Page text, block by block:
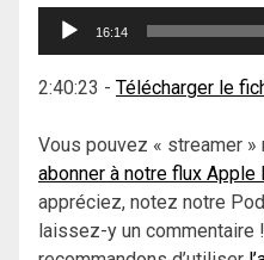
Lecteur
16:14
2:40:23 - Télécharger le
Vous pouvez « streamer
abonner à notre flux Apple
appréciez, notez notre
laissez-y un commentaire